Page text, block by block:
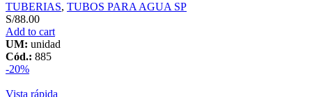
TUBERIAS, TUBOS PARA AGUA SP
S/88.00
Add to cart
UM: unidad
Cód.: 885
-20%
Vista rápida